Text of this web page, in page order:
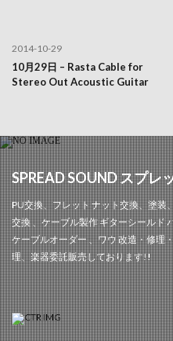
2014-10-29
10月29日 – Rasta Cable for
Stereo Out Acoustic Guitar
SPREAD SOUND スプレ
PU交換、フレット ナット交換、塗
交換 、ケーブル製作 ギターシールド
ケーブルオーダー 、ワウ 改造・修理
理、楽器委託販売しております!!